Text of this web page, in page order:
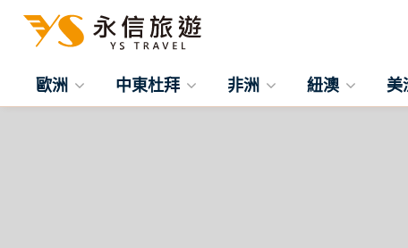
歐洲 中東杜拜 非洲 紐澳 美